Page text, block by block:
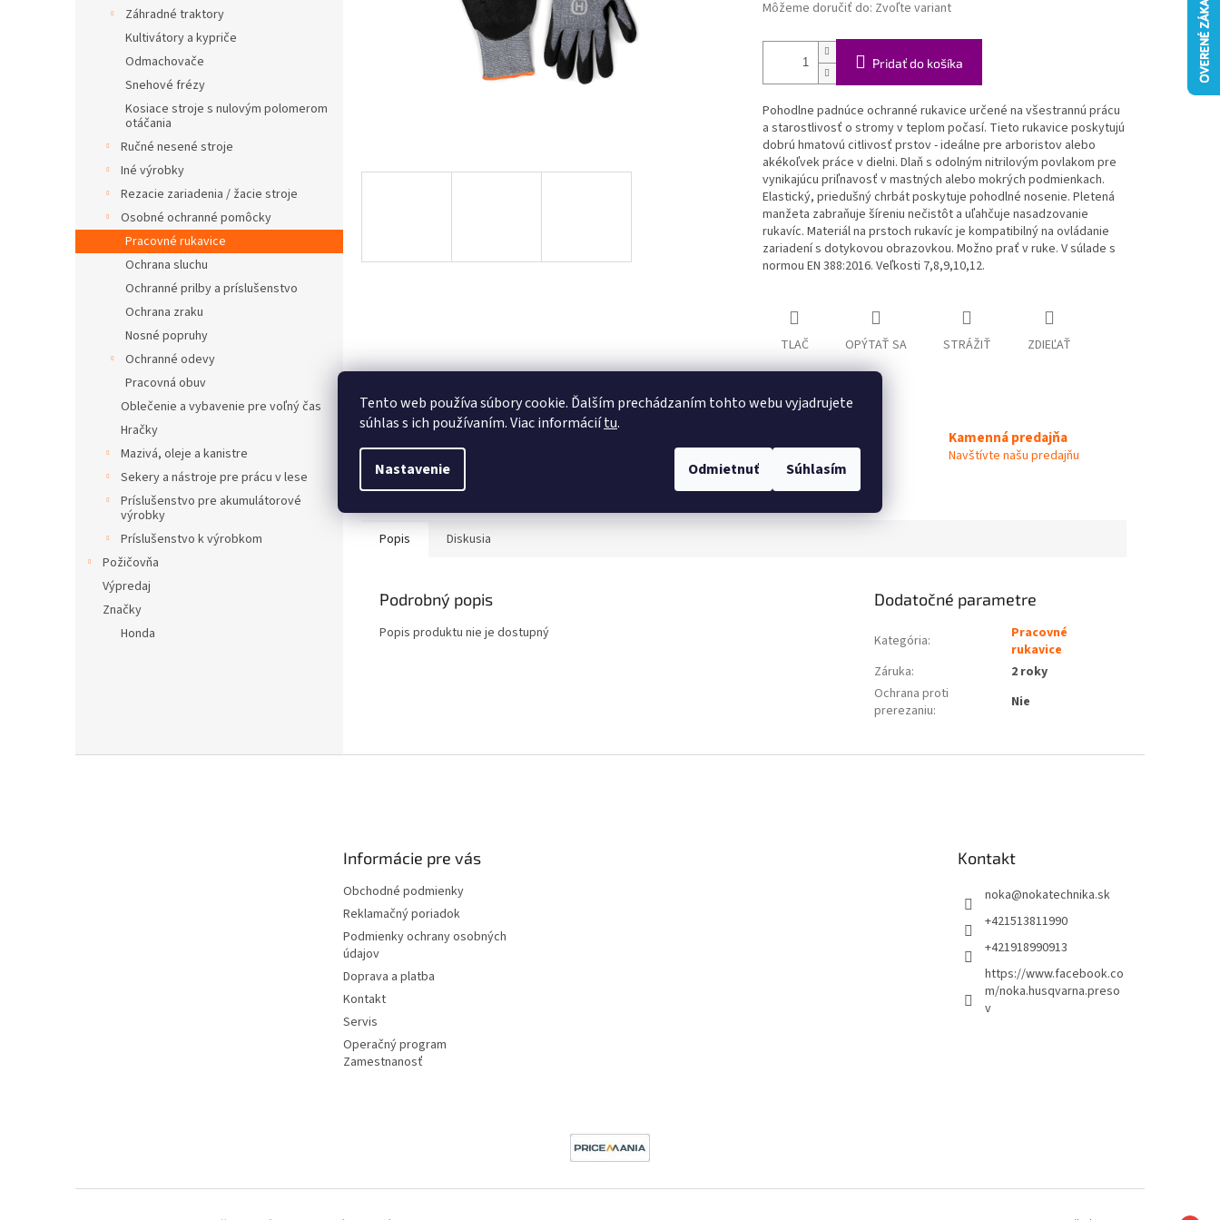
Tento web používa súbory cookie. Ďalším prechádzaním tohto webu vyjadrujete
súhlas s ich používaním. Viac informáciítu.
Nastavenie Odmietnuť Súhlasím
Záhradné traktory
Kultivátory a kypriče
Odmachovače
Snehové frézy
Kosiace stroje s nulovým polomerom
otáčania
Ručné nesené stroje
Iné výrobky
Rezacie zariadenia / žacie stroje
Osobné ochranné pomôcky
Pracovné rukavice
Ochrana sluchu
Ochranné prilby a príslušenstvo
Ochrana zraku
Nosné popruhy
Ochranné odevy
Pracovná obuv
Oblečenie a vybavenie pre voľný čas
Hračky
Mazivá, oleje a kanistre
Sekery a nástroje pre prácu v lese
Príslušenstvo pre akumulátorové
výrobky
Príslušenstvo k výrobkom
Požičovňa
Výpredaj
Značky
Honda
Môžeme doručiť do: Zvoľte variant
Pridať do košíka
Pohodlne padnúce ochranné rukavice určené na všestrannú prácu
a starostlivosť o stromy v teplom počasí. Tieto rukavice poskytujú
dobrú hmatovú citlivosť prstov - ideálne pre arboristov alebo
akékoľvek práce v dielni. Dlaň s odolným nitrilovým povlakom pre
vynikajúcu priľnavosť v mastných alebo mokrých podmienkach.
Elastický, priedušný chrbát poskytuje pohodlné nosenie. Pletená
manžeta zabraňuje šíreniu nečistôt a uľahčuje nasadzovanie
rukavíc. Materiál na prstoch rukavíc je kompatibilný na ovládanie
zariadení s dotykovou obrazovkou. Možno prať v ruke. V súlade s
normou EN 388:2016. Veľkosti 7,8,9,10,12.
TLAČ OPÝTAŤ SA STRÁŽIŤ ZDIEĽAŤ
Autorizovaný predajca Husqvarna Automower Expert
Kamenná predajňa
Navštívte našu predajňu
Popis Diskusia
Podrobný popis
Popis produktu nie je dostupný
Dodatočné parametre
Kategória:
Pracovné
rukavice
Záruka:
2 roky
Ochrana proti
prerezaniu: Nie
Informácie pre vás
Obchodné podmienky
Reklamačný poriadok
Podmienky ochrany osobných
údajov
Doprava a platba
Kontakt
Servis
Operačný program
Zamestnanosť
Kontakt
noka@nokatechnika.sk
+421513811990
+421918990913
https://www.facebook.co
m/noka.husqvarna.preso
v